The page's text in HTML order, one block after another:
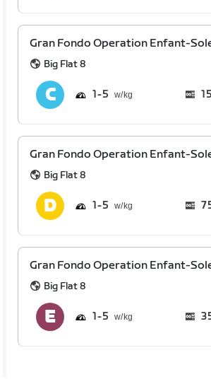
Gran Fondo Operation Enfant-
Big Flat 8
1 5
Gran Fondo Operation Enfant-
Big Flat 8
1 5
Gran Fondo Operation Enfant-
Big Flat 8
1 5